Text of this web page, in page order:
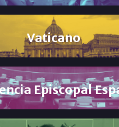
Vaticano
Episcopal